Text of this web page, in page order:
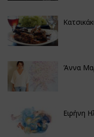
Άννα
Ειρήνη